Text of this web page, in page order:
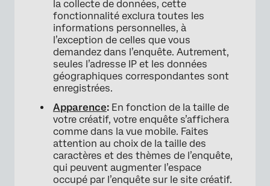
la collecte de données, cette
fonctionnalité exclura toutes les
informations personnelles, à
l’exception de celles que vous
demandez dans l’enquête. Autrement,
seules l’adresse IP et les données
géographiques correspondantes sont
enregistrées.
Apparence: En fonction de la taille de
votre créatif, votre enquête s’affichera
comme dans la vue mobile. Faites
attention au choix de la taille des
caractères et des thèmes de l’enquête,
qui peuvent augmenter l’espace
occupé par l’enquête sur le site créatif.